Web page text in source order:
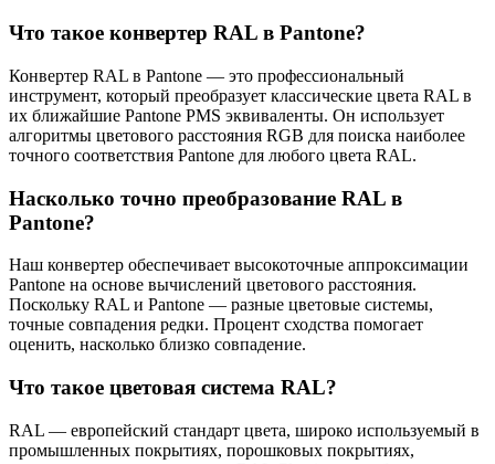
Что такое конвертер RAL в Pantone?
Конвертер RAL в Pantone — это профессиональный
инструмент, который преобразует классические цвета RAL в
их ближайшие Pantone PMS эквиваленты. Он использует
алгоритмы цветового расстояния RGB для поиска наиболее
точного соответствия Pantone для любого цвета RAL.
Насколько точно преобразование RAL в
Pantone?
Наш конвертер обеспечивает высокоточные аппроксимации
Pantone на основе вычислений цветового расстояния.
Поскольку RAL и Pantone — разные цветовые системы,
точные совпадения редки. Процент сходства помогает
оценить, насколько близко совпадение.
Что такое цветовая система RAL?
RAL — европейский стандарт цвета, широко используемый в
промышленных покрытиях, порошковых покрытиях,